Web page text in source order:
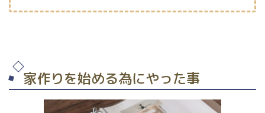
家作りを始める為にやった事